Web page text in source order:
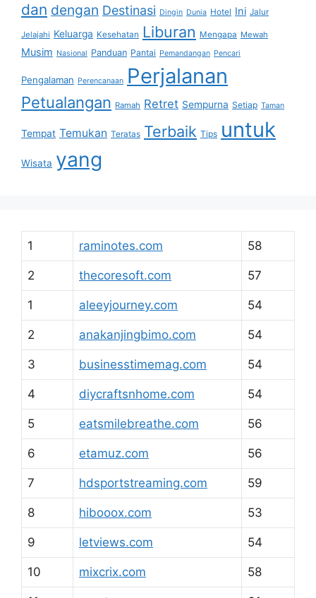
dan dengan Destinasi Dingin Dunia Hotel Ini Jalur
Jelajahi Keluarga Kesehatan Liburan Mengapa Mewah
Musim Nasional Panduan Pantai Pemandangan Pencari
Pengalaman Perencanaan Perjalanan
Petualangan Ramah Retret Sempurna Setiap Taman
Tempat Temukan Teratas Terbaik Tips untuk
Wisata yang
1 raminotes.com 58
2 thecoresoft.com 57
1 aleeyjourney.com 54
2 anakanjingbimo.com 54
3 businesstimemag.com 54
4 diycraftsnhome.com 54
5 eatsmilebreathe.com 56
6 etamuz.com 56
7 hdsportstreaming.com 59
8 hibooox.com 53
9 letviews.com 54
10 mixcrix.com 58